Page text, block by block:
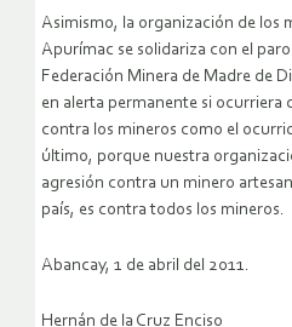
Asimismo, la organización de los
Apurímac se solidariza con el
Federación Minera de Madre de
en alerta permanente si ocurriera
contra los mineros como el
último, porque nuestra
agresión contra un minero
país, es contra todos los mineros.
Abancay, 1 de abril del 2011.
Hernán de la Cruz Enciso